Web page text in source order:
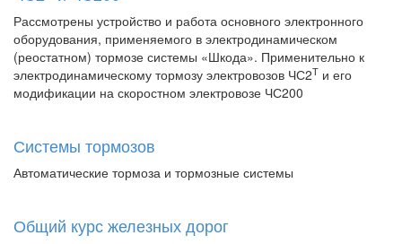
Рассмотрены устройство и работа основного электронного
оборудования, применяемого в электродинамическом
(реостатном) тормозе системы «Шкода». Применительно к
электродинамическому тормозу электровозов ЧС2Т и его
модификации на скоростном электровозе ЧС200
Системы тормозов
Автоматические тормоза и тормозные системы
Общий курс железных дорог